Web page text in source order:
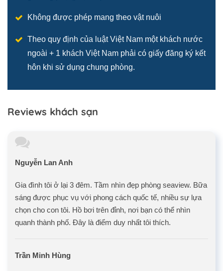
Không được phép mang theo vật nuôi
Theo quy định của luật Việt Nam một khách nước
ngoài + 1 khách Việt Nam phải có giấy đăng ký kết
hôn khi sử dụng chung phòng.
Reviews khách sạn
Nguyễn Lan Anh
Gia đình tôi ở lại 3 đêm. Tầm nhìn đẹp phòng seaview. Bữa
sáng được phục vụ với phong cách quốc tế, nhiều sự lựa
chọn cho con tôi. Hồ bơi trên đỉnh, nơi bạn có thể nhìn
quanh thành phố. Đây là điểm duy nhất tôi thích.
Trần Minh Hùng